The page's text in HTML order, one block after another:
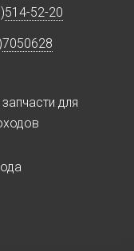
514-52-20
7050628
для